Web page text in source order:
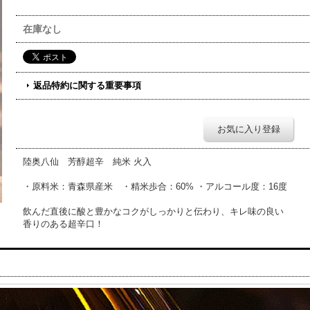
在庫なし
返品特約に関する重要事項
お気に入り登録
陸奥八仙 芳醇超辛 純米 火入
・原料米：青森県産米 ・精米歩合：60% ・アルコール度：16度
飲んだ直後に酸と豊かなコクがしっかりと伝わり、キレ味の良い
香りのある超辛口！